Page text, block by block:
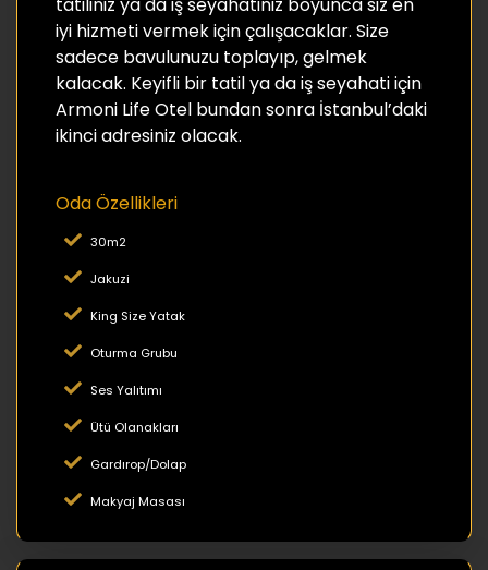
iyi hizmeti vermek için çalışacaklar. Size
sadece bavulunuzu toplayıp, gelmek
kalacak. Keyifli bir tatil ya da iş seyahati için
Armoni Life Otel bundan sonra İstanbul’daki
ikinci adresiniz olacak.
Oda Özellikleri
30m2
Jakuzi
King Size Yatak
Oturma Grubu
Ses Yalıtımı
Ütü Olanakları
Gardırop/Dolap
Makyaj Masası